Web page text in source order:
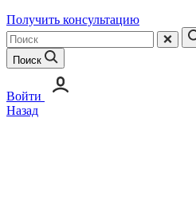
Получить консультацию
Поиск
Войти
Назад